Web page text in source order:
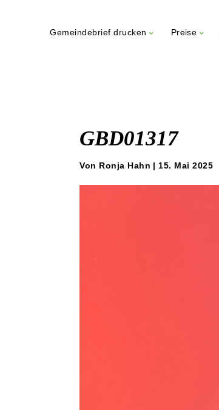
Gemeindebrief drucken Preise
GBD01317
Von Ronja Hahn | 15. Mai 2025